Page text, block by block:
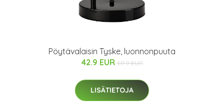
Pöytävalaisin Tyske, luonnonpuuta
42.9 EUR 69.9 EUR
LISÄTIETOJA